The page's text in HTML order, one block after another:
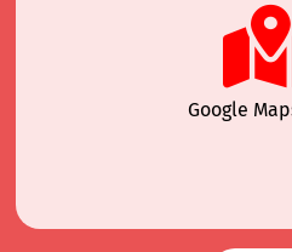
Google